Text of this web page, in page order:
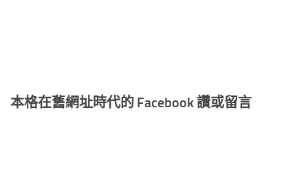
本格在舊網址時代的 Facebook 讚或留言